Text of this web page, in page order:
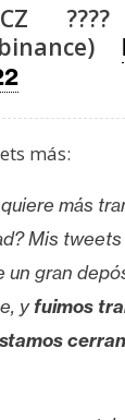
????
más:
más
Mis
un gran
yfuimos